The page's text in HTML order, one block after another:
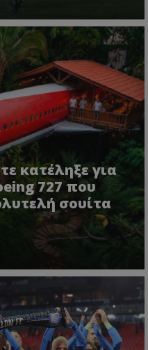
κατέληξε για
727 που
σουίτα